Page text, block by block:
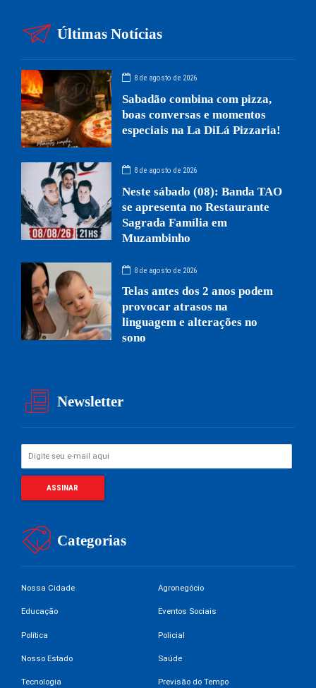
Últimas Notícias
8 de agosto de 2026
Sabadão combina com pizza,
boas conversas e momentos
especiais na La DiLá Pizzaria!
8 de agosto de 2026
Neste sábado (08): Banda TAO
se apresenta no Restaurante
Sagrada Família em
Muzambinho
8 de agosto de 2026
Telas antes dos 2 anos podem
provocar atrasos na
linguagem e alterações no
sono
Newsletter
Categorias
Nossa Cidade Agronegócio
Educação Eventos Sociais
Política Policial
Nosso Estado Saúde
Tecnologia Previsão do Tempo